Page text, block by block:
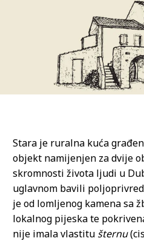
Stara je ruralna kuća
objekt namijenjen za dvije
skromnosti života ljudi u
uglavnom bavili
je od lomljenog kamena sa
lokalnog pijeska te
nije imala vlastitu šternu